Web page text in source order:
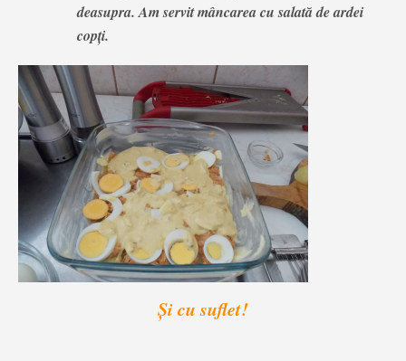
deasupra. Am servit mâncarea cu salată de ardei
copți.
Și cu suflet!